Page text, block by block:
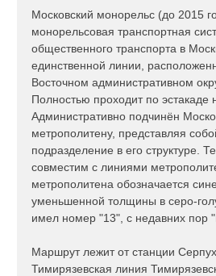
о
б
щ
е
н
Московский монорельс (до 2015
монорельсовая транспортная
общественного транспорта в
единственной линии,
Восточном административном
Полностью проходит по эстакаде
Административно подчинён
метрополитену, представляя
подразделение в его структуре.
совместим с линиями
метрополитена обозначается
уменьшенной толщины в серо-
имел номер "13", с недавних пор
Маршрут лежит от станции
Тимирязевская линия